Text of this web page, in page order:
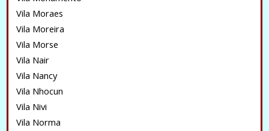
Vila Moraes
Vila Moreira
Vila Morse
Vila Nair
Vila Nancy
Vila Nhocun
Vila Nivi
Vila Norma